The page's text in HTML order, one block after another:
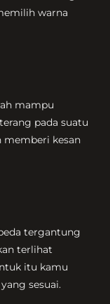
warna
mampu
pada suatu
memberi kesan
tergantung
terlihat
itu kamu
sesuai.